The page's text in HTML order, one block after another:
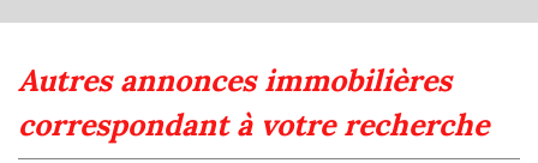
autres annonces immobilières
correspondant à votre recherche